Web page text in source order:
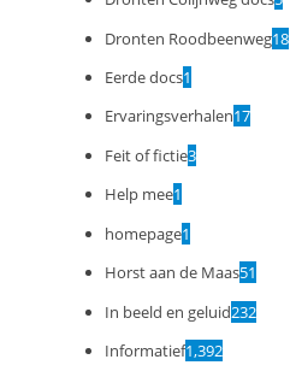
Dronten Roodbeenweg18
Eerde docs1
Ervaringsverhalen17
Feit of fictie3
Help mee1
homepage1
Horst aan de Maas51
In beeld en geluid232
Informatief1,392